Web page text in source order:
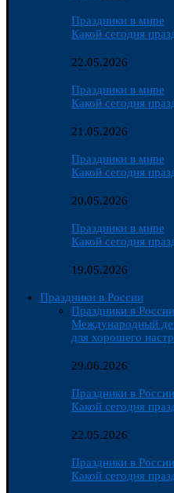
Праздники в мире
Какой сегодня
22.05.2026
Праздники в мире
Какой сегодня
21.05.2026
Праздники в мире
Какой сегодня
20.05.2026
Праздники в мире
Какой сегодня
19.05.2026
Праздники в России
Праздники в России
Международный
для хорошего
29.06.2026
Праздники в России
Какой сегодня
22.05.2026
Праздники в России
Какой сегодня